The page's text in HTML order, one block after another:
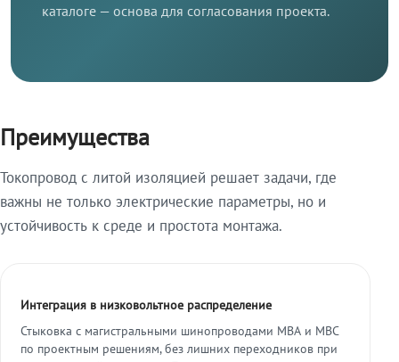
каталоге — основа для согласования проекта.
Преимущества
Токопровод с литой изоляцией решает задачи, где
важны не только электрические параметры, но и
устойчивость к среде и простота монтажа.
Интеграция в низковольтное распределение
Стыковка с магистральными шинопроводами МВА и МВС
по проектным решениям, без лишних переходников при